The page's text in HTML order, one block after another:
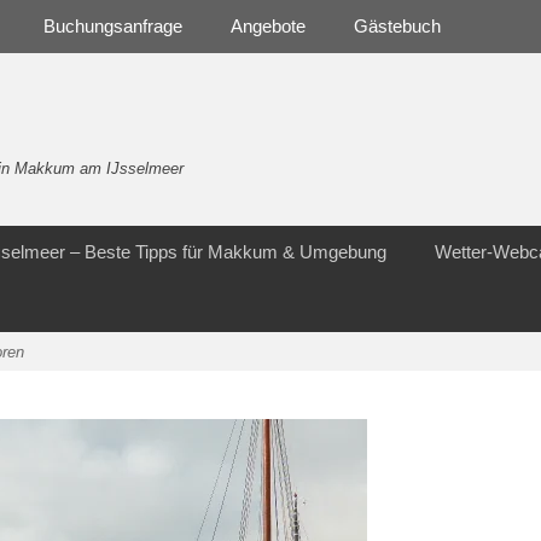
Buchungsanfrage Angebote Gästebuch
Makkum am IJsselmeer
– Beste Tipps für Makkum & Umgebung Wetter-